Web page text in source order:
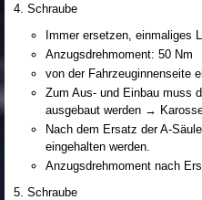
Schraube
Immer ersetzen, einmaliges
Anzugsdrehmoment: 50 Nm
von der Fahrzeuginnenseite
Zum Aus- und Einbau muss
ausgebaut werden →
Nach dem Ersatz der A-
eingehalten werden.
Anzugsdrehmoment nach
Schraube